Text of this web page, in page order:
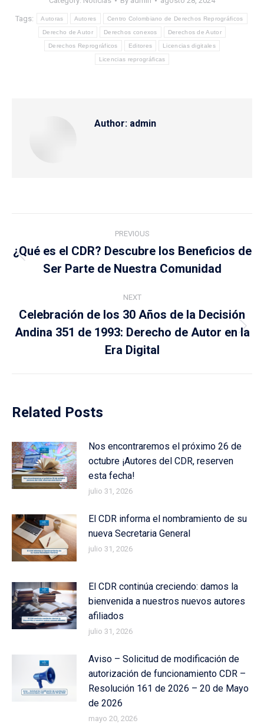
Tags: Autoras Autores Centro Colombiano de Derechos Reprográficos
Derecho de Autor Derechos conexos Derechos de Autor
Derechos Reprográficos Editores Licencias digitales
Licencias reprográficas
Author: admin
navigation
PREVIOUS
post:
¿Qué es el CDR? Descubre los Beneficios de
Ser Parte de Nuestra Comunidad
NEXT
Next
post:
Celebración de los 30 Años de la Decisión
Andina 351 de 1993: Derecho de Autor en la
Era Digital
Related Posts
Nos encontraremos el próximo 26 de
octubre ¡Autores del CDR, reserven
esta fecha!
julio 31, 2026
El CDR informa el nombramiento de su
nueva Secretaria General
julio 31, 2026
El CDR continúa creciendo: damos la
bienvenida a nuestros nuevos autores
afiliados
julio 31, 2026
Aviso – Solicitud de modificación de
autorización de funcionamiento CDR –
Resolución 161 de 2026 – 20 de Mayo
de 2026
mayo 20, 2026